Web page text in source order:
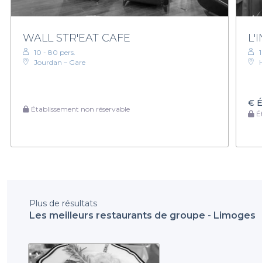
WALL STR'EAT CAFE
10 - 80 pers.
Jourdan – Gare
Établissement non réservable
€
Plus de résultats
Les meilleurs restaurants de groupe - Limoges